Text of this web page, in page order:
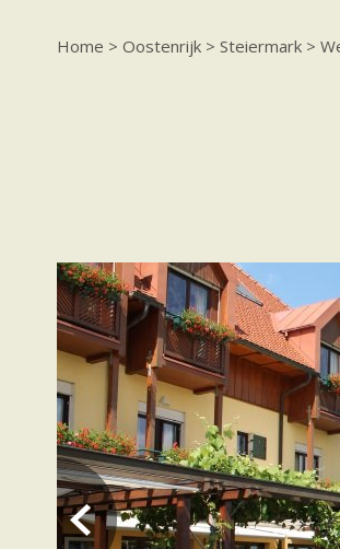
Home > Oostenrijk > Steiermark >